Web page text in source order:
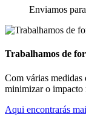
Enviamos
Trabalhamos de
Com várias medidas
minimizar o impacto
Aqui encontrarás